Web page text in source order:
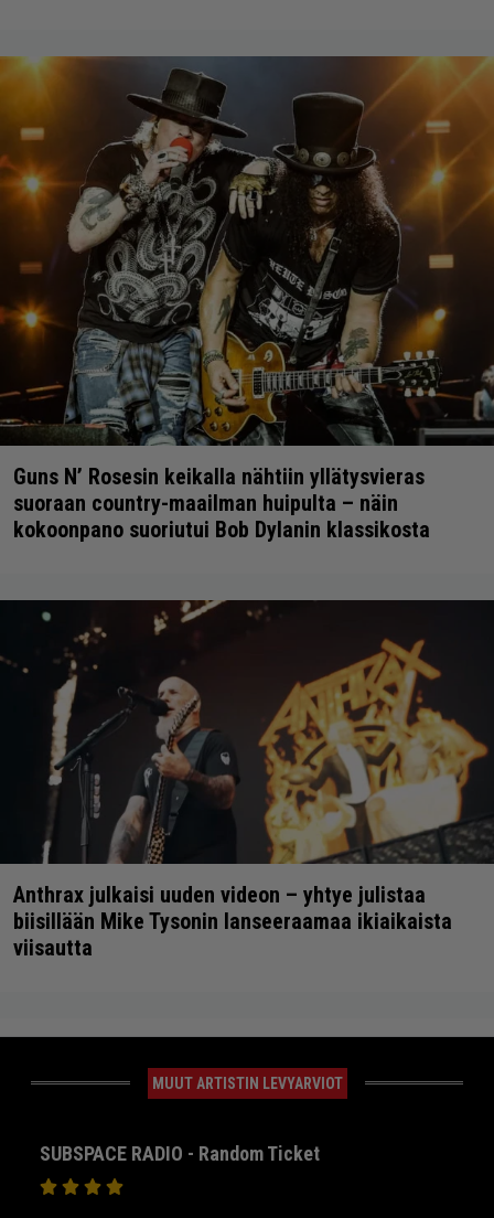
Guns N’ Rosesin keikalla nähtiin yllätysvieras
suoraan country-maailman huipulta – näin
kokoonpano suoriutui Bob Dylanin klassikosta
Anthrax julkaisi uuden videon – yhtye julistaa
biisillään Mike Tysonin lanseeraamaa ikiaikaista
viisautta
MUUT ARTISTIN LEVYARVIOT
SUBSPACE RADIO - Random Ticket